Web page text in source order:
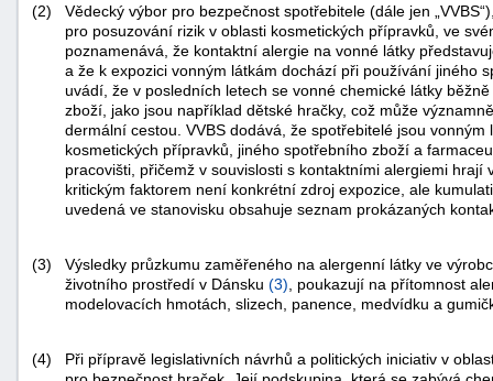
(2)
Vědecký výbor pro bezpečnost spotřebitele (dále jen
pro posuzování rizik v oblasti kosmetických přípravků, ve
poznamenává, že kontaktní alergie na vonné látky
a že k expozici vonným látkám dochází při používání jiného
uvádí, že v posledních letech se vonné chemické látky
zboží, jako jsou například dětské hračky, což může
dermální cestou. VVBS dodává, že spotřebitelé jsou
kosmetických přípravků, jiného spotřebního zboží a
pracovišti, přičemž v souvislosti s kontaktními alergiemi
kritickým faktorem není konkrétní zdroj expozice, ale
uvedená ve stanovisku obsahuje seznam prokázaných
(3)
Výsledky průzkumu zaměřeného na alergenní látky ve
životního prostředí v Dánsku (3) , poukazují na přítomnost
modelovacích hmotách, slizech, panence, medvídku a
(4)
Při přípravě legislativních návrhů a politických iniciativ v